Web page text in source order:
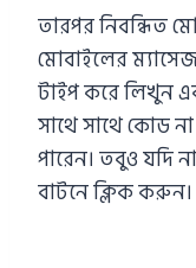
তারপর নিবন্ধিত
মোবাইলের
টাইপ করে লিখুন
সাথে সাথে কোড
পারেন। তবুও যদি
বাটনে ক্লিক করুন।